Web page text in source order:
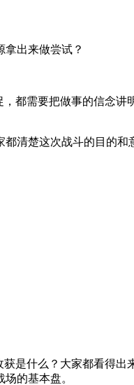
出来做尝试？
都需要把做事的信念讲
清楚这次战斗的目的和
是什么？大家都看得出
的基本盘。